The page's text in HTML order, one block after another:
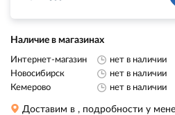
Наличие в магазинах
Интернет-магазин
нет в наличии
Новосибирск
нет в наличии
Кемерово
нет в наличии
Доставим в , подробности у